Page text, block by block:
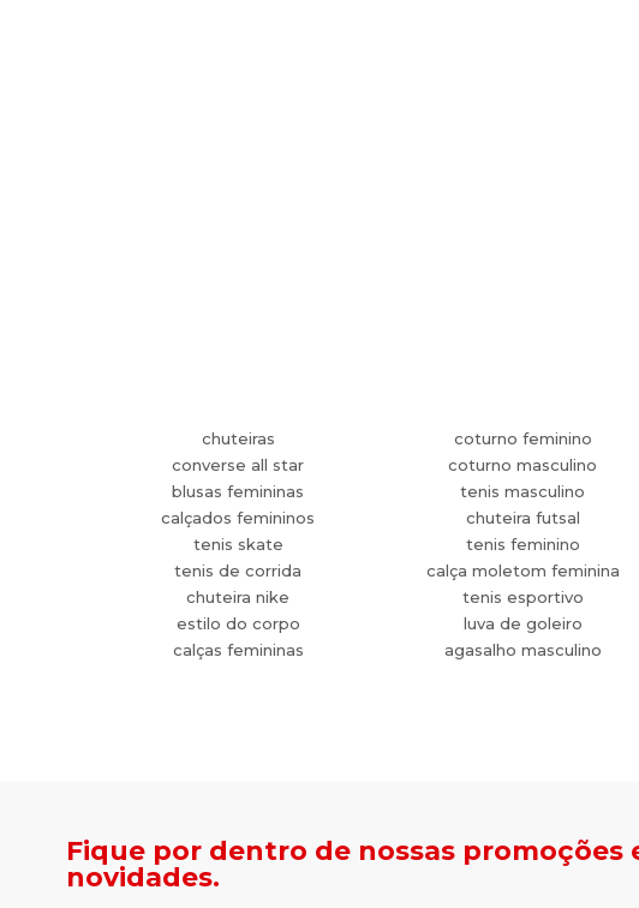
chuteiras
converse all star
blusas femininas
calçados femininos
tenis skate
tenis de corrida
chuteira nike
estilo do corpo
calças femininas
coturno feminino
coturno masculino
tenis masculino
chuteira futsal
tenis feminino
calça moletom feminina
tenis esportivo
luva de goleiro
agasalho masculino
Fique por dentro de nossas promoções
novidades.